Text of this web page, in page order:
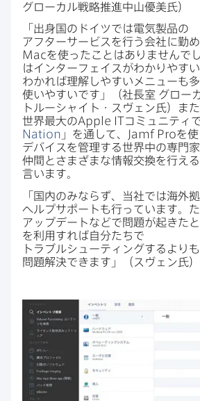
グローカル戦略推進中山優美氏）
「出身国の​ドイツでは​電気製品の​
アフターサービスを​行う​会社に​勤め
Macを​使った​ことは​ありませんで
は​インターフェイスが​わかりやす
わかれば​理解しやすい​メニューも​
使いやすいです」​（社長室 グロー
トルーシャイト・スヴェン氏）また
世界最大のApple ITコミュニティ
Nation 」を​通して、 Jamf Proを​
デバイスを​管理する​世界中の​専門
仲間とさまざまな​情報交換を​行え
言います。
「国内のみならず、​当社では​海外
ヘルプサポートも​行っています。​
アップデートなどで​問題が​起きた​と
を​利用すれば​自分たちで​
トラブルシューティングするより
問題解決できます」​（スヴェン氏）